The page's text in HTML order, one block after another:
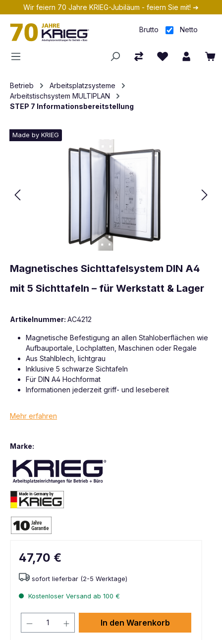
Zum Hauptinhalt springen
Wir feiern 70 Jahre KRIEG-Jubiläum - feiern Sie mit! ➔
Brutto Netto
Betrieb
Arbeitsplatzsysteme
Arbeitstischsystem MULTIPLAN
STEP 7 Informationsbereitstellung
Made by KRIEG
Magnetisches Sichttafelsystem DIN A4
mit 5 Sichttafeln – für Werkstatt & Lager
Artikelnummer: AC4212
Magnetische Befestigung an allen Stahloberflächen wie
Aufbauportale, Lochplatten, Maschinen oder Regale
Aus Stahlblech, lichtgrau
Inklusive 5 schwarze Sichtafeln
Für DIN A4 Hochformat
Informationen jederzeit griff- und lesebereit
Mehr erfahren
Marke:
47,70 €
sofort lieferbar (2-5 Werktage)
Kostenloser Versand ab 100 €
In den Warenkorb